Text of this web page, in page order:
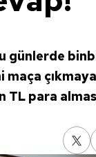
günlerde
maça
para